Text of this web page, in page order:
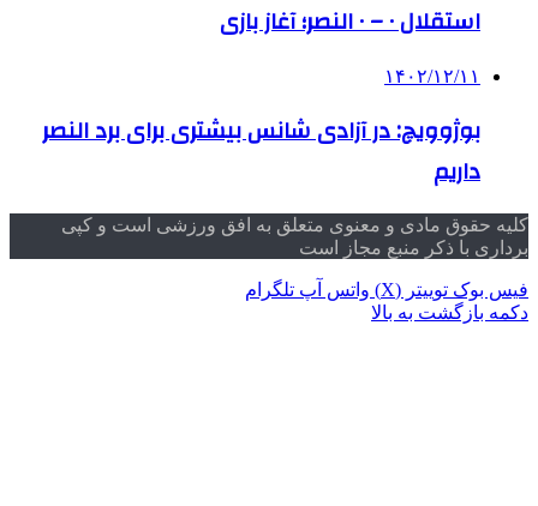
استقلال ۰ – ۰ النصر؛ آغاز بازی
۱۴۰۲/۱۲/۱۱
بوژوویچ: در آزادی شانس بیشتری برای برد النصر
داریم
کلیه حقوق مادی و معنوی متعلق به افق ورزشی است و کپی
برداری با ذکر منبع مجاز است
فیس بوک توییتر (X) واتس آپ تلگرام
دکمه بازگشت به بالا